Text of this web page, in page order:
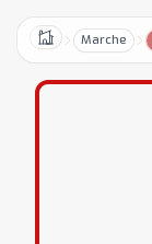
HomeMarche